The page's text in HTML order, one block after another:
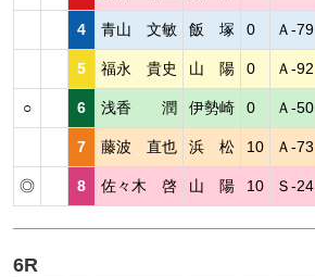
4 青山 文敏 飯 塚 0 Ａ-79
5 福永 貴史 山 陽 0 Ａ-92
○ 6 浅香 潤 伊勢崎 0 Ａ-50
7 藤波 直也 浜 松 10 Ａ-73
◎ 8 佐々木 啓 山 陽 10 Ｓ-24
6R